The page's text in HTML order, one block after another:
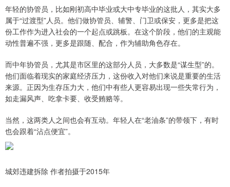
年轻的协管员，比如刚初高中毕业或大中专毕业的这批人，其实大多
属于“过渡型”人员。他们做协管员、辅警、门卫或保安，更多是把这
份工作作为进入社会的一个起点或跳板。在这个阶段，他们的主观能
动性普遍不强，更多是跟随、配合，作为辅助角色存在。
而中年协管员，尤其是市区里的这部分人员，大多数是“谋生型”的。
他们面临着现实的家庭经济压力，这份收入对他们来说是重要的生活
来源。正因为生存压力大，他们中有些人更容易出现一些失常行为，
如走漏风声、吃拿卡要、收受贿赂等。
当然，这两类人之间也会有互动。年轻人在“老油条”的带领下，有时
也会跟着“沾点便宜”。
城郊违建拆除 作者拍摄于2015年